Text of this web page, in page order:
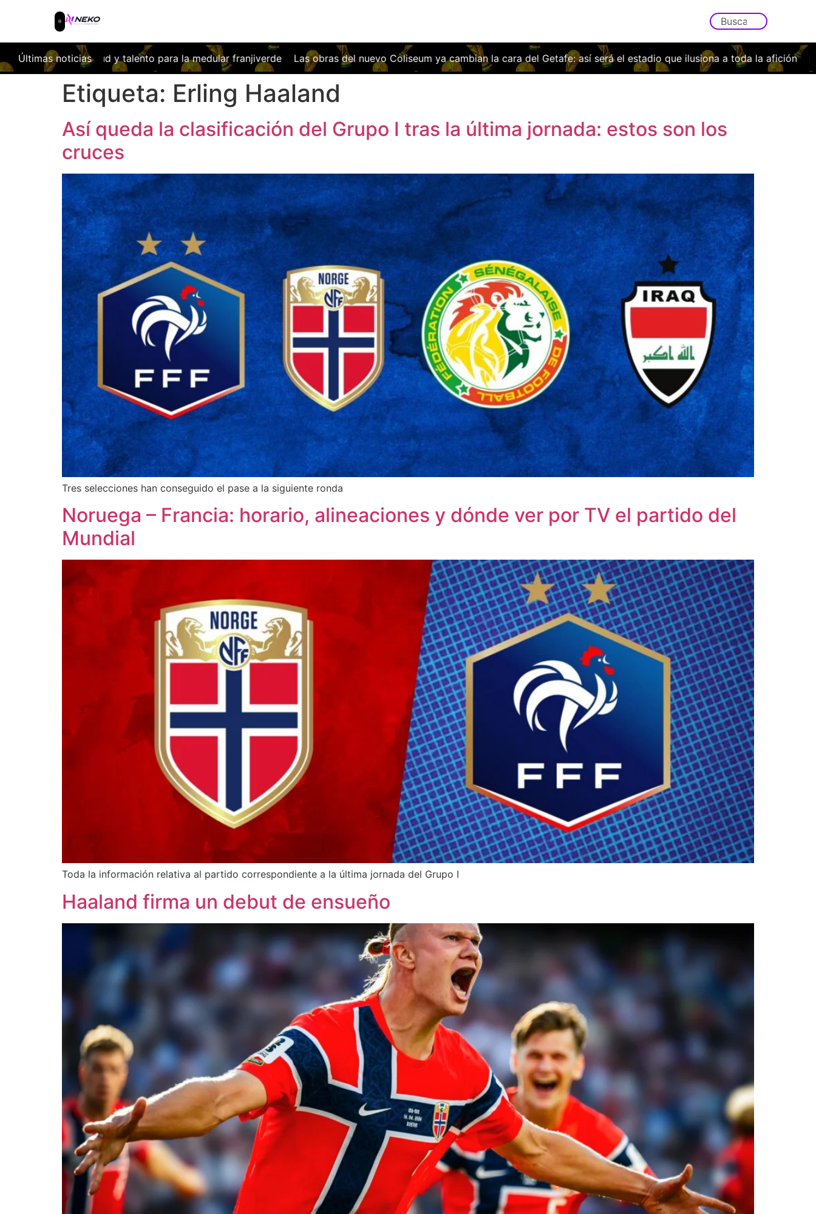
Últimas noticias
franjiverde Las obras del nuevo Coliseum ya cambian la cara del Getafe: así será el estadio que ilusiona a toda la afición El Osasuna cae con la cabeza bien alta ante el
Etiqueta: Erling Haaland
Así queda la clasificación del Grupo I tras la última jornada: estos son los
cruces
Tres selecciones han conseguido el pase a la siguiente ronda
Noruega – Francia: horario, alineaciones y dónde ver por TV el partido del
Mundial
Toda la información relativa al partido correspondiente a la última jornada del Grupo I
Haaland firma un debut de ensueño